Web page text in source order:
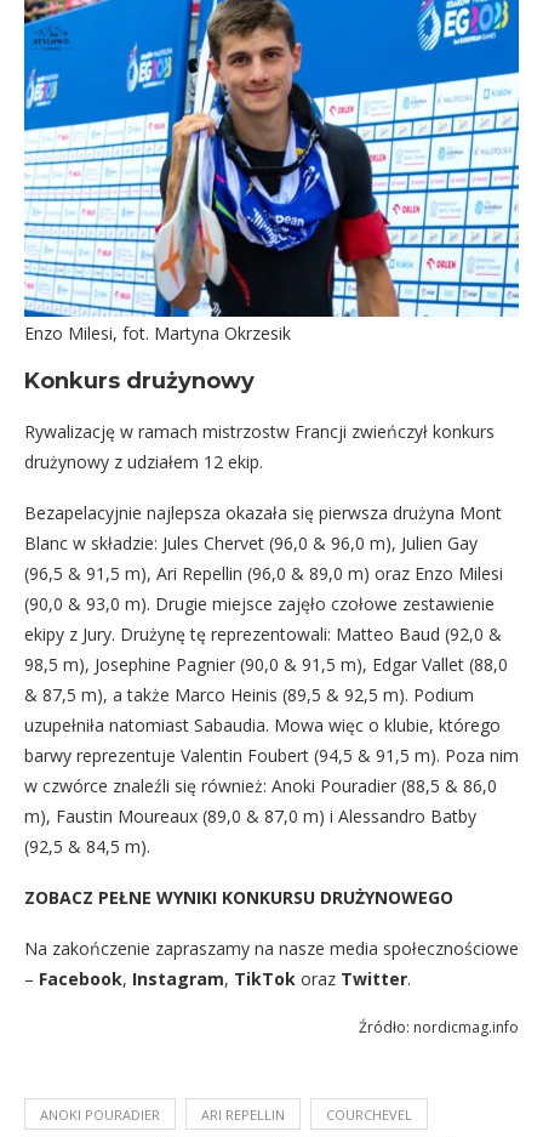
Enzo Milesi, fot. Martyna Okrzesik
Konkurs drużynowy
Rywalizację w ramach mistrzostw Francji zwieńczył konkurs
drużynowy z udziałem 12 ekip.
Bezapelacyjnie najlepsza okazała się pierwsza drużyna Mont
Blanc w składzie: Jules Chervet (96,0 & 96,0 m), Julien Gay
(96,5 & 91,5 m), Ari Repellin (96,0 & 89,0 m) oraz Enzo Milesi
(90,0 & 93,0 m). Drugie miejsce zajęło czołowe zestawienie
ekipy z Jury. Drużynę tę reprezentowali: Matteo Baud (92,0 &
98,5 m), Josephine Pagnier (90,0 & 91,5 m), Edgar Vallet (88,0
& 87,5 m), a także Marco Heinis (89,5 & 92,5 m). Podium
uzupełniła natomiast Sabaudia. Mowa więc o klubie, którego
barwy reprezentuje Valentin Foubert (94,5 & 91,5 m). Poza nim
w czwórce znaleźli się również: Anoki Pouradier (88,5 & 86,0
m), Faustin Moureaux (89,0 & 87,0 m) i Alessandro Batby
(92,5 & 84,5 m).
ZOBACZ PEŁNE WYNIKI KONKURSU DRUŻYNOWEGO
Na zakończenie zapraszamy na nasze media społecznościowe
– Facebook, Instagram, TikTok oraz Twitter.
Źródło: nordicmag.info
ANOKI POURADIER ARI REPELLIN COURCHEVEL